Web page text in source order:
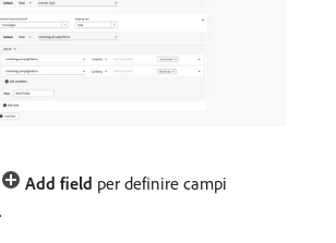
Add field per definire campi